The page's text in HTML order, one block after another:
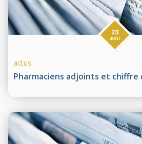
Pharmaciens adjoints et chiffre
23
août
actus